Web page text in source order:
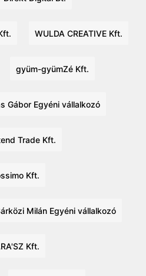
WULDA CREATIVE Kft.
gyüm-gyümZé Kft.
Gábor Egyéni vállalkozó
Trade Kft.
Kft.
Milán Egyéni vállalkozó
Kft.